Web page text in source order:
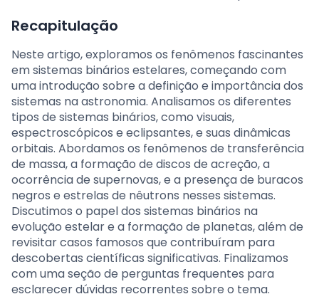
Recapitulação
Neste artigo, exploramos os fenômenos fascinantes
em sistemas binários estelares, começando com
uma introdução sobre a definição e importância dos
sistemas na astronomia. Analisamos os diferentes
tipos de sistemas binários, como visuais,
espectroscópicos e eclipsantes, e suas dinâmicas
orbitais. Abordamos os fenômenos de transferência
de massa, a formação de discos de acreção, a
ocorrência de supernovas, e a presença de buracos
negros e estrelas de nêutrons nesses sistemas.
Discutimos o papel dos sistemas binários na
evolução estelar e a formação de planetas, além de
revisitar casos famosos que contribuíram para
descobertas científicas significativas. Finalizamos
com uma seção de perguntas frequentes para
esclarecer dúvidas recorrentes sobre o tema.